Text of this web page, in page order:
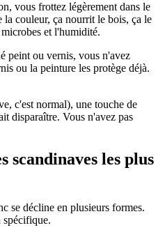
vous frottez légèrement dans le
couleur, ça nourrit le bois, ça le
et l'humidité.
peint ou vernis, vous n'avez
ou la peinture les protège déjà.
c'est normal), une touche de
disparaître. Vous n'avez pas
scandinaves les plus
se décline en plusieurs formes.
spécifique.